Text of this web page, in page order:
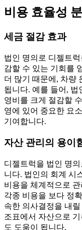
비용 효율성
세금 절감 효과
법인 명의로 디젤트
감할 수 있는 기회를
더 많기 때문에, 차량
됩니다. 예를 들어, 법
영비를 크게 절감할
영에 있어 중요한 요
기여합니다.
자산 관리의 용이
디젤트럭을 법인 명
니다. 법인의 회계 시
비용을 체계적으로
각종 비용을 보다 정
속한 의사결정을 내
조표에서 자산으로
도 도움이 됩니다.